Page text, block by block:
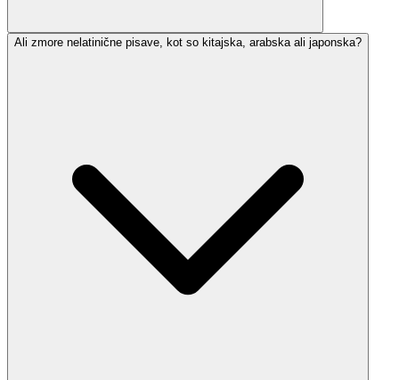
Ali zmore nelatinične pisave, kot so kitajska, arabska ali japonska?